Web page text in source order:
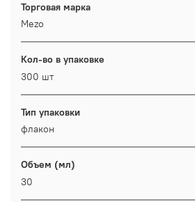
Торговая марка
Mezo
Кол-во в упаковке
300 шт
Тип упаковки
флакон
Объем (мл)
30